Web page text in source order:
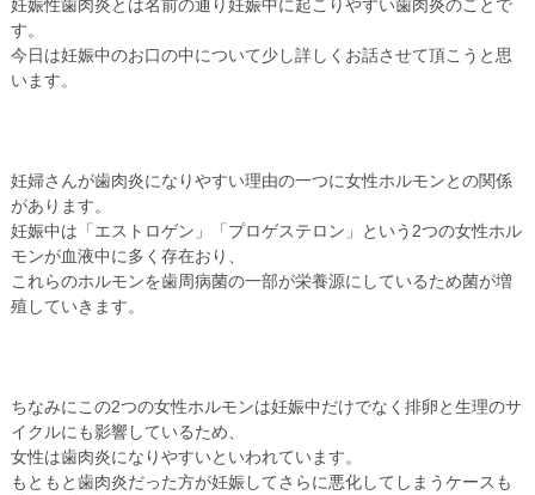
妊娠性歯肉炎とは名前の通り妊娠中に起こりやすい歯肉炎のことで
す。
今日は妊娠中のお口の中について少し詳しくお話させて頂こうと思
います。
妊婦さんが歯肉炎になりやすい理由の一つに女性ホルモンとの関係
があります。
妊娠中は「エストロゲン」「プロゲステロン」という2つの女性ホル
モンが血液中に多く存在おり、
これらのホルモンを歯周病菌の一部が栄養源にしているため菌が増
殖していきます。
ちなみにこの2つの女性ホルモンは妊娠中だけでなく排卵と生理のサ
イクルにも影響しているため、
女性は歯肉炎になりやすいといわれています。
もともと歯肉炎だった方が妊娠してさらに悪化してしまうケースも